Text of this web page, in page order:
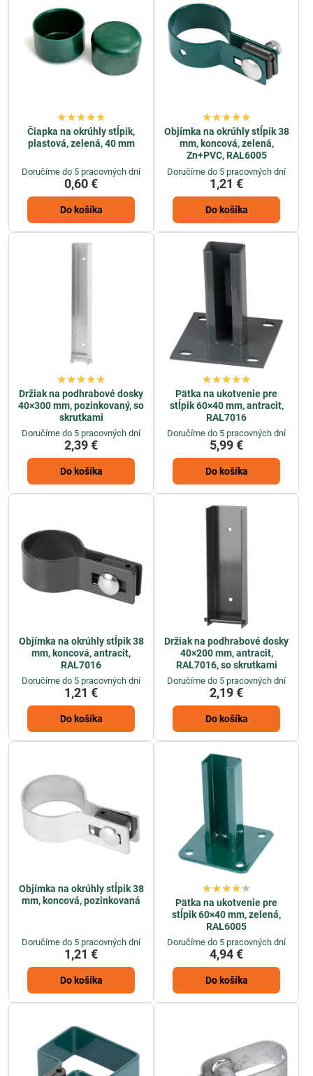
Čiapka na okrúhly stĺpik,
plastová, zelená, 40 mm
Doručíme do 5 pracovných dní
0,60 €
Do košíka
Objímka na okrúhly stĺpik 38
mm, koncová, zelená,
Zn+PVC, RAL6005
Doručíme do 5 pracovných dní
1,21 €
Do košíka
Držiak na podhrabové dosky
40×300 mm, pozinkovaný, so
skrutkami
Doručíme do 5 pracovných dní
2,39 €
Do košíka
Pätka na ukotvenie pre
stĺpik 60×40 mm, antracit,
RAL7016
Doručíme do 5 pracovných dní
5,99 €
Do košíka
Objímka na okrúhly stĺpik 38
mm, koncová, antracit,
RAL7016
Doručíme do 5 pracovných dní
1,21 €
Do košíka
Držiak na podhrabové dosky
40×200 mm, antracit,
RAL7016, so skrutkami
Doručíme do 5 pracovných dní
2,19 €
Do košíka
Objímka na okrúhly stĺpik 38
mm, koncová, pozinkovaná
Doručíme do 5 pracovných dní
1,21 €
Do košíka
Pätka na ukotvenie pre
stĺpik 60×40 mm, zelená,
RAL6005
Doručíme do 5 pracovných dní
4,94 €
Do košíka